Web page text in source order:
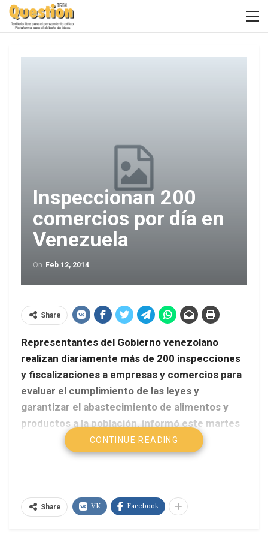
Inspeccionan 200
comercios por día en
Venezuela
On Feb 12, 2014
Share
Representantes del Gobierno venezolano
realizan diariamente más de 200 inspecciones
y fiscalizaciones a empresas y comercios para
evaluar el cumplimiento de las leyes y
garantizar el abastecimiento de alimentos y
productos a la población, informó este martes
el presidente Nicolás Maduro.
Miraflores ubicada en el centro de Caracas, dijo
CONTINUE READING
Share VK Facebook